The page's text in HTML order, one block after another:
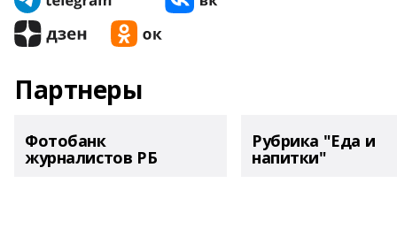
Партнеры
Фотобанк
журналистов РБ
Рубрика "Еда и
напитки"